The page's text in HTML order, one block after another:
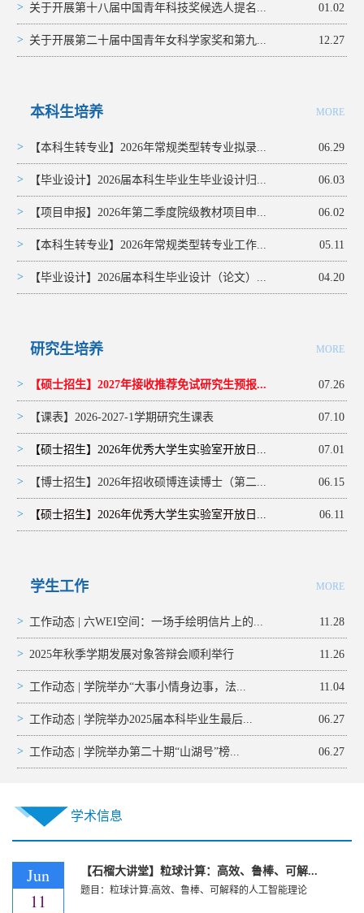
> 关于开展第十八届中国青年科技奖候选人提名... 01.02
> 关于开展第二十届中国青年女科学家奖和第九... 12.27
本科生培养 MORE
> 【本科生转专业】2026年常规类型转专业拟录... 06.29
> 【毕业设计】2026届本科生毕业生毕业设计归... 06.03
> 【项目申报】2026年第二季度院级教材项目申... 06.02
> 【本科生转专业】2026年常规类型转专业工作... 05.11
> 【毕业设计】2026届本科生毕业设计（论文）... 04.20
研究生培养 MORE
> 【硕士招生】2027年接收推荐免试研究生预报... 07.26
> 【课表】2026-2027-1学期研究生课表 07.10
> 【硕士招生】2026年优秀大学生实验室开放日... 07.01
> 【博士招生】2026年招收硕博连读博士（第二... 06.15
> 【硕士招生】2026年优秀大学生实验室开放日... 06.11
学生工作 MORE
> 工作动态 | 六WEI空间：一场手绘明信片上的... 11.28
> 2025年秋季学期发展对象答辩会顺利举行 11.26
> 工作动态 | 学院举办“大事小情身边事，法... 11.04
> 工作动态 | 学院举办2025届本科毕业生最后... 06.27
> 工作动态 | 学院举办第二十期“山湖号”榜... 06.27
学术信息
Jun
11
【石榴大讲堂】粒球计算：高效、鲁棒、可解...
题目：粒球计算:高效、鲁棒、可解释的人工智能理论